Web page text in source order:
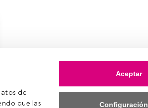
de
que las
Aceptar
Configuración